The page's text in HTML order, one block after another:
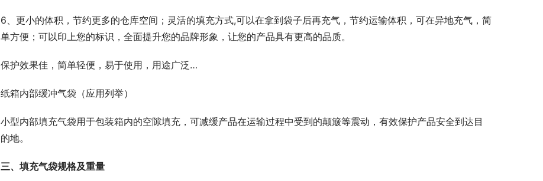
6、更小的体积，节约更多的仓库空间；灵活的填充方式,可以在拿到袋子后再充气，节约运输体积，可在异地充气，简
单方便；可以印上您的标识，全面提升您的品牌形象，让您的产品具有更高的品质。
保护效果佳，简单轻便，易于使用，用途广泛…
纸箱内部缓冲气袋（应用列举）
小型内部填充气袋用于包装箱内的空隙填充，可减缓产品在运输过程中受到的颠簸等震动，有效保护产品安全到达目
的地。
三、填充气袋规格及重量